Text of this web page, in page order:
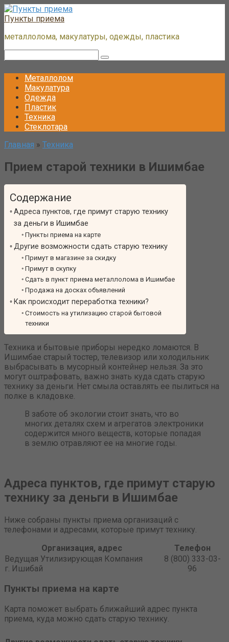
Перейти
к
Пункты приема
металлолома, макулатуры, одежды, пластика
Металлолом
Макулатура
Одежда
Пластик
Техника
Стеклотара
Главная » Техника
Прием старой техники в Ишимбае
Содержание
Адреса пунктов, где примут старую технику
за деньги в Ишимбае
Пункты приема на карте
Другие возможности сдать старую технику
Примут в магазине за скидку
Примут в скупку
Сдать в пункт приема металлолома в Ишимбае
Продажа на досках объявлений
Как происходит переработка техники?
Стоимость на утилизацию старой бытовой
техники
Техника и бытовые приборы нередко ломаются. В
Ишимбае старый тостер, телевизор или холодильник
выбрасывать в мусорный контейнер нельзя. За это
могут оштрафовать, важно знать куда сдать старую
технику за деньги. Нет смыла оставлять ее пылиться на
полке в кладовке.
В заботе об экологии стоит знать, что во
многих деталях схем и агрегатов электроники
содержится много веществ, которые попадая
в землю отравляют ее на многие годы.
Адреса пунктов, где примут старую
технику за деньги в Ишимбае
Ниже собраны пункты приема организаций с
телефонами и адресами, которые примут технику.
Организация, адрес
Телефон
Ведущая Утилизирующая Компания
г. Ишибай
8 (800) 333-03-
96
Пункты приема на карте
Карта поможет выбрать ближайший адрес пункта
приема, куда можно сдать старую технику.